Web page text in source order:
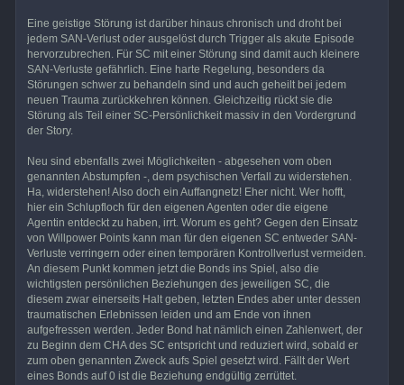
Eine geistige Störung ist darüber hinaus chronisch und droht bei
jedem SAN-Verlust oder ausgelöst durch Trigger als akute Episode
hervorzubrechen. Für SC mit einer Störung sind damit auch kleinere
SAN-Verluste gefährlich. Eine harte Regelung, besonders da
Störungen schwer zu behandeln sind und auch geheilt bei jedem
neuen Trauma zurückkehren können. Gleichzeitig rückt sie die
Störung als Teil einer SC-Persönlichkeit massiv in den Vordergrund
der Story.
Neu sind ebenfalls zwei Möglichkeiten - abgesehen vom oben
genannten Abstumpfen -, dem psychischen Verfall zu widerstehen.
Ha, widerstehen! Also doch ein Auffangnetz! Eher nicht. Wer hofft,
hier ein Schlupfloch für den eigenen Agenten oder die eigene
Agentin entdeckt zu haben, irrt. Worum es geht? Gegen den Einsatz
von Willpower Points kann man für den eigenen SC entweder SAN-
Verluste verringern oder einen temporären Kontrollverlust vermeiden.
An diesem Punkt kommen jetzt die Bonds ins Spiel, also die
wichtigsten persönlichen Beziehungen des jeweiligen SC, die
diesem zwar einerseits Halt geben, letzten Endes aber unter dessen
traumatischen Erlebnissen leiden und am Ende von ihnen
aufgefressen werden. Jeder Bond hat nämlich einen Zahlenwert, der
zu Beginn dem CHA des SC entspricht und reduziert wird, sobald er
zum oben genannten Zweck aufs Spiel gesetzt wird. Fällt der Wert
eines Bonds auf 0 ist die Beziehung endgültig zerrüttet.